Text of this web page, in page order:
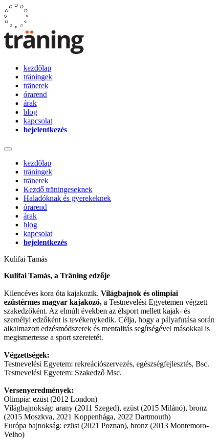
kezdőlap
träningek
tränerek
órarend
árak
blog
kapcsolat
bejelentkezés
kezdőlap
träningek
tränerek
Kezdő träningeseknek
Haladóknak és gyerekeknek
órarend
árak
blog
kapcsolat
bejelentkezés
Kulifai Tamás
Kulifai Tamás, a Träning edzője
Kilencéves kora óta kajakozik. Világbajnok és olimpiai
ezüstérmes magyar kajakozó, a Testnevelési Egyetemen végzett
szakedzőként. Az elmúlt években az élsport mellett kajak- és
személyi edzőként is tevékenykedik. Célja, hogy a pályafutása során
alkalmazott edzésmódszerek és mentalitás segítségével másokkal is
megismertesse a sport szeretetét.
Végzettségek:
Testnevelési Egyetem: rekreációszervezés, egészségfejlesztés, Bsc.
Testnevelési Egyetem: Szakedző Msc.
Versenyeredmények:
Olimpia: ezüst (2012 London)
Világbajnokság: arany (2011 Szeged), ezüst (2015 Milánó), bronz
(2015 Moszkva, 2021 Koppenhága, 2022 Dartmouth)
Európa bajnokság: ezüst (2021 Poznan), bronz (2013 Montemoro-
Velho)